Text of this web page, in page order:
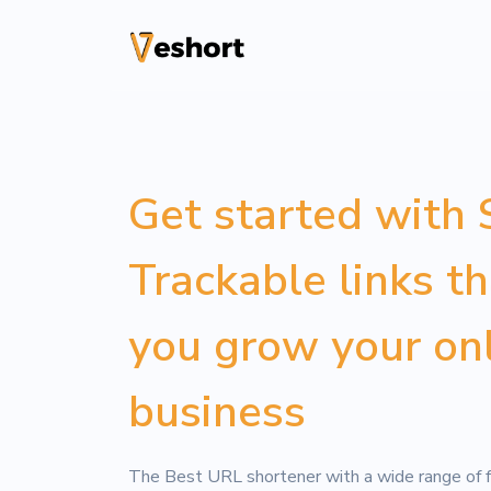
Kode QR yang
dilacak
Halaman Bio
Get started with
Trackable links
you grow your
business
The Best URL shortener with a wide range of